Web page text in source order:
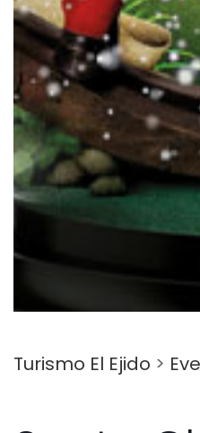
Turismo El Ejido >